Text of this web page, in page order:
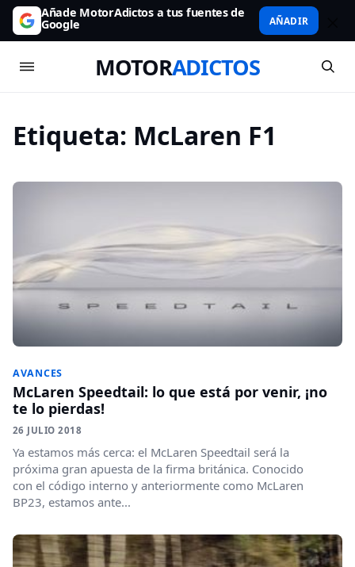
Añade MotorAdictos a tus fuentes de
Google AÑADIR
MOTORADICTOS
Etiqueta: McLaren F1
AVANCES
McLaren Speedtail: lo que está por venir, ¡no
te lo pierdas!
26 JULIO 2018
Ya estamos más cerca: el McLaren Speedtail será la
próxima gran apuesta de la firma británica. Conocido
con el código interno y anteriormente como McLaren
BP23, estamos ante...